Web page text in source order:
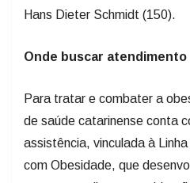
Hans Dieter Schmidt (150).
Onde buscar atendimento
Para tratar e combater a
de saúde catarinense conta
assistência, vinculada à
com Obesidade, que